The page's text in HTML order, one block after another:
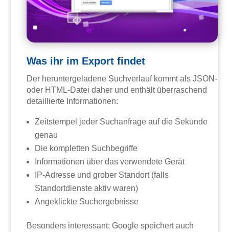
Was ihr im Export findet
Der heruntergeladene Suchverlauf kommt als JSON-
oder HTML-Datei daher und enthält überraschend
detaillierte Informationen:
Zeitstempel jeder Suchanfrage auf die Sekunde
genau
Die kompletten Suchbegriffe
Informationen über das verwendete Gerät
IP-Adresse und grober Standort (falls
Standortdienste aktiv waren)
Angeklickte Suchergebnisse
Besonders interessant: Google speichert auch